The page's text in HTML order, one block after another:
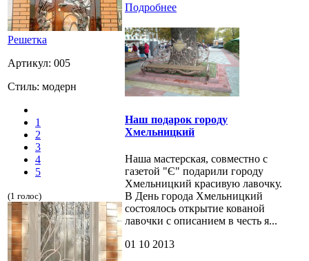
Решетка
Артикул: 005
Стиль: модерн
1
2
3
4
5
(1 голос)
Подробнее
Наш подарок городу
Хмельницкий
Наша мастерская, совместно с
газетой "Є" подарили городу
Хмельницкий красивую лавочку.
В День города Хмельницкий
состоялось открытие кованой
лавочки с описанием в честь я...
01 10 2013